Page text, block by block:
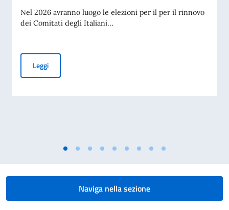
Nel 2026 avranno luogo le elezioni per il per il rinnovo
dei Comitati degli Italiani...
LeggiElezioni dei COMITES 2026
Naviga nella sezione